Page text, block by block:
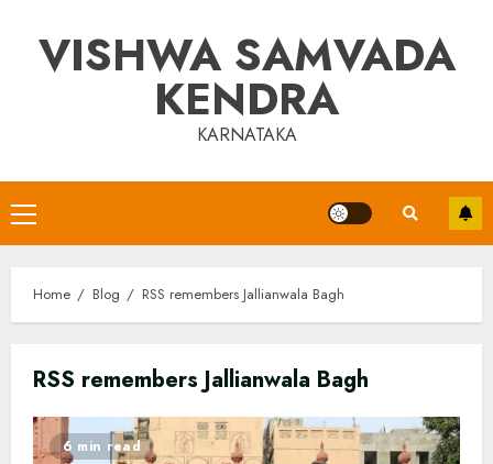
contentVISHWA SAMVADA
KENDRA
KARNATAKA
Primary
Menu
Home Blog RSS remembers Jallianwala Bagh
RSS remembers Jallianwala Bagh
6 min read